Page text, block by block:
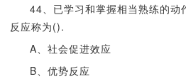
44、已学习和掌握相当熟练的动
反应称为().
A、社会促进效应
B、优势反应